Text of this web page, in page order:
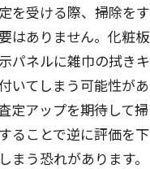
を受ける際、掃除をす
はありません。化粧板
パネルに雑巾の拭きキ
いてしまう可能性があ
定アップを期待して掃
ることで逆に評価を下
まう恐れがあります。